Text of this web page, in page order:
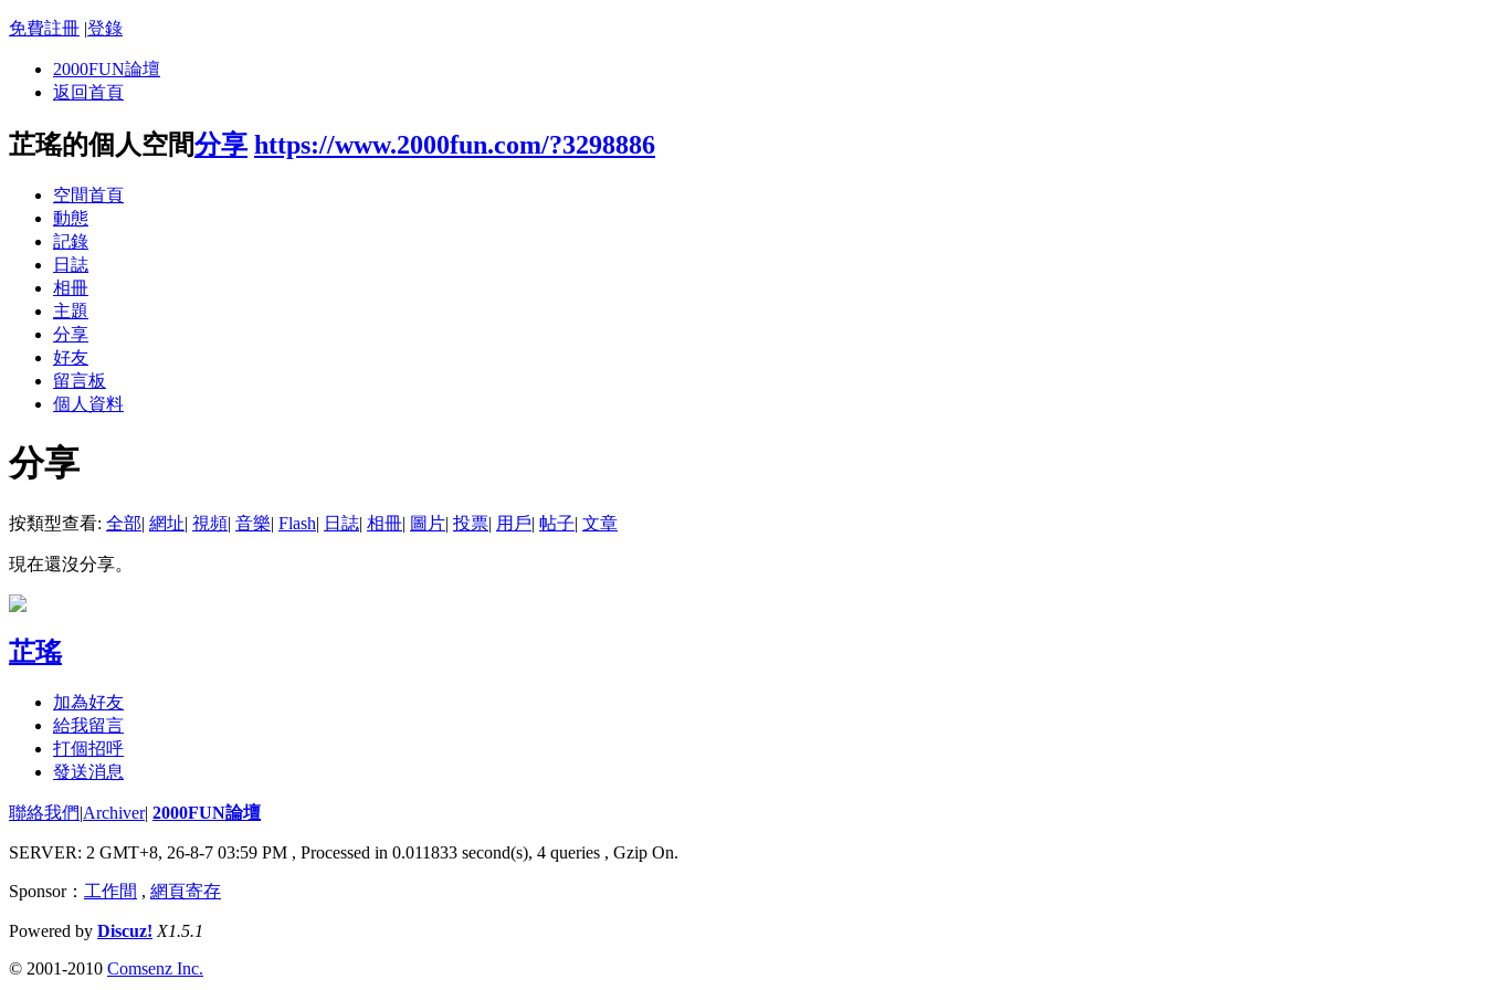
免費註冊 |登錄
2000FUN論壇
返回首頁
芷瑤的個人空間分享 https://www.2000fun.com/?3298886
空間首頁
動態
記錄
日誌
相冊
主題
分享
好友
留言板
個人資料
分享
按類型查看: 全部| 網址| 視頻| 音樂| Flash| 日誌| 相冊| 圖片| 投票| 用戶| 帖子| 文章
現在還沒分享。
芷瑤
加為好友
給我留言
打個招呼
發送消息
聯絡我們|Archiver| 2000FUN論壇
SERVER: 2 GMT+8, 26-8-7 03:59 PM , Processed in 0.011833 second(s), 4 queries , Gzip On.
Sponsor： 工作間 , 網頁寄存
Powered by Discuz! X1.5.1
© 2001-2010 Comsenz Inc.